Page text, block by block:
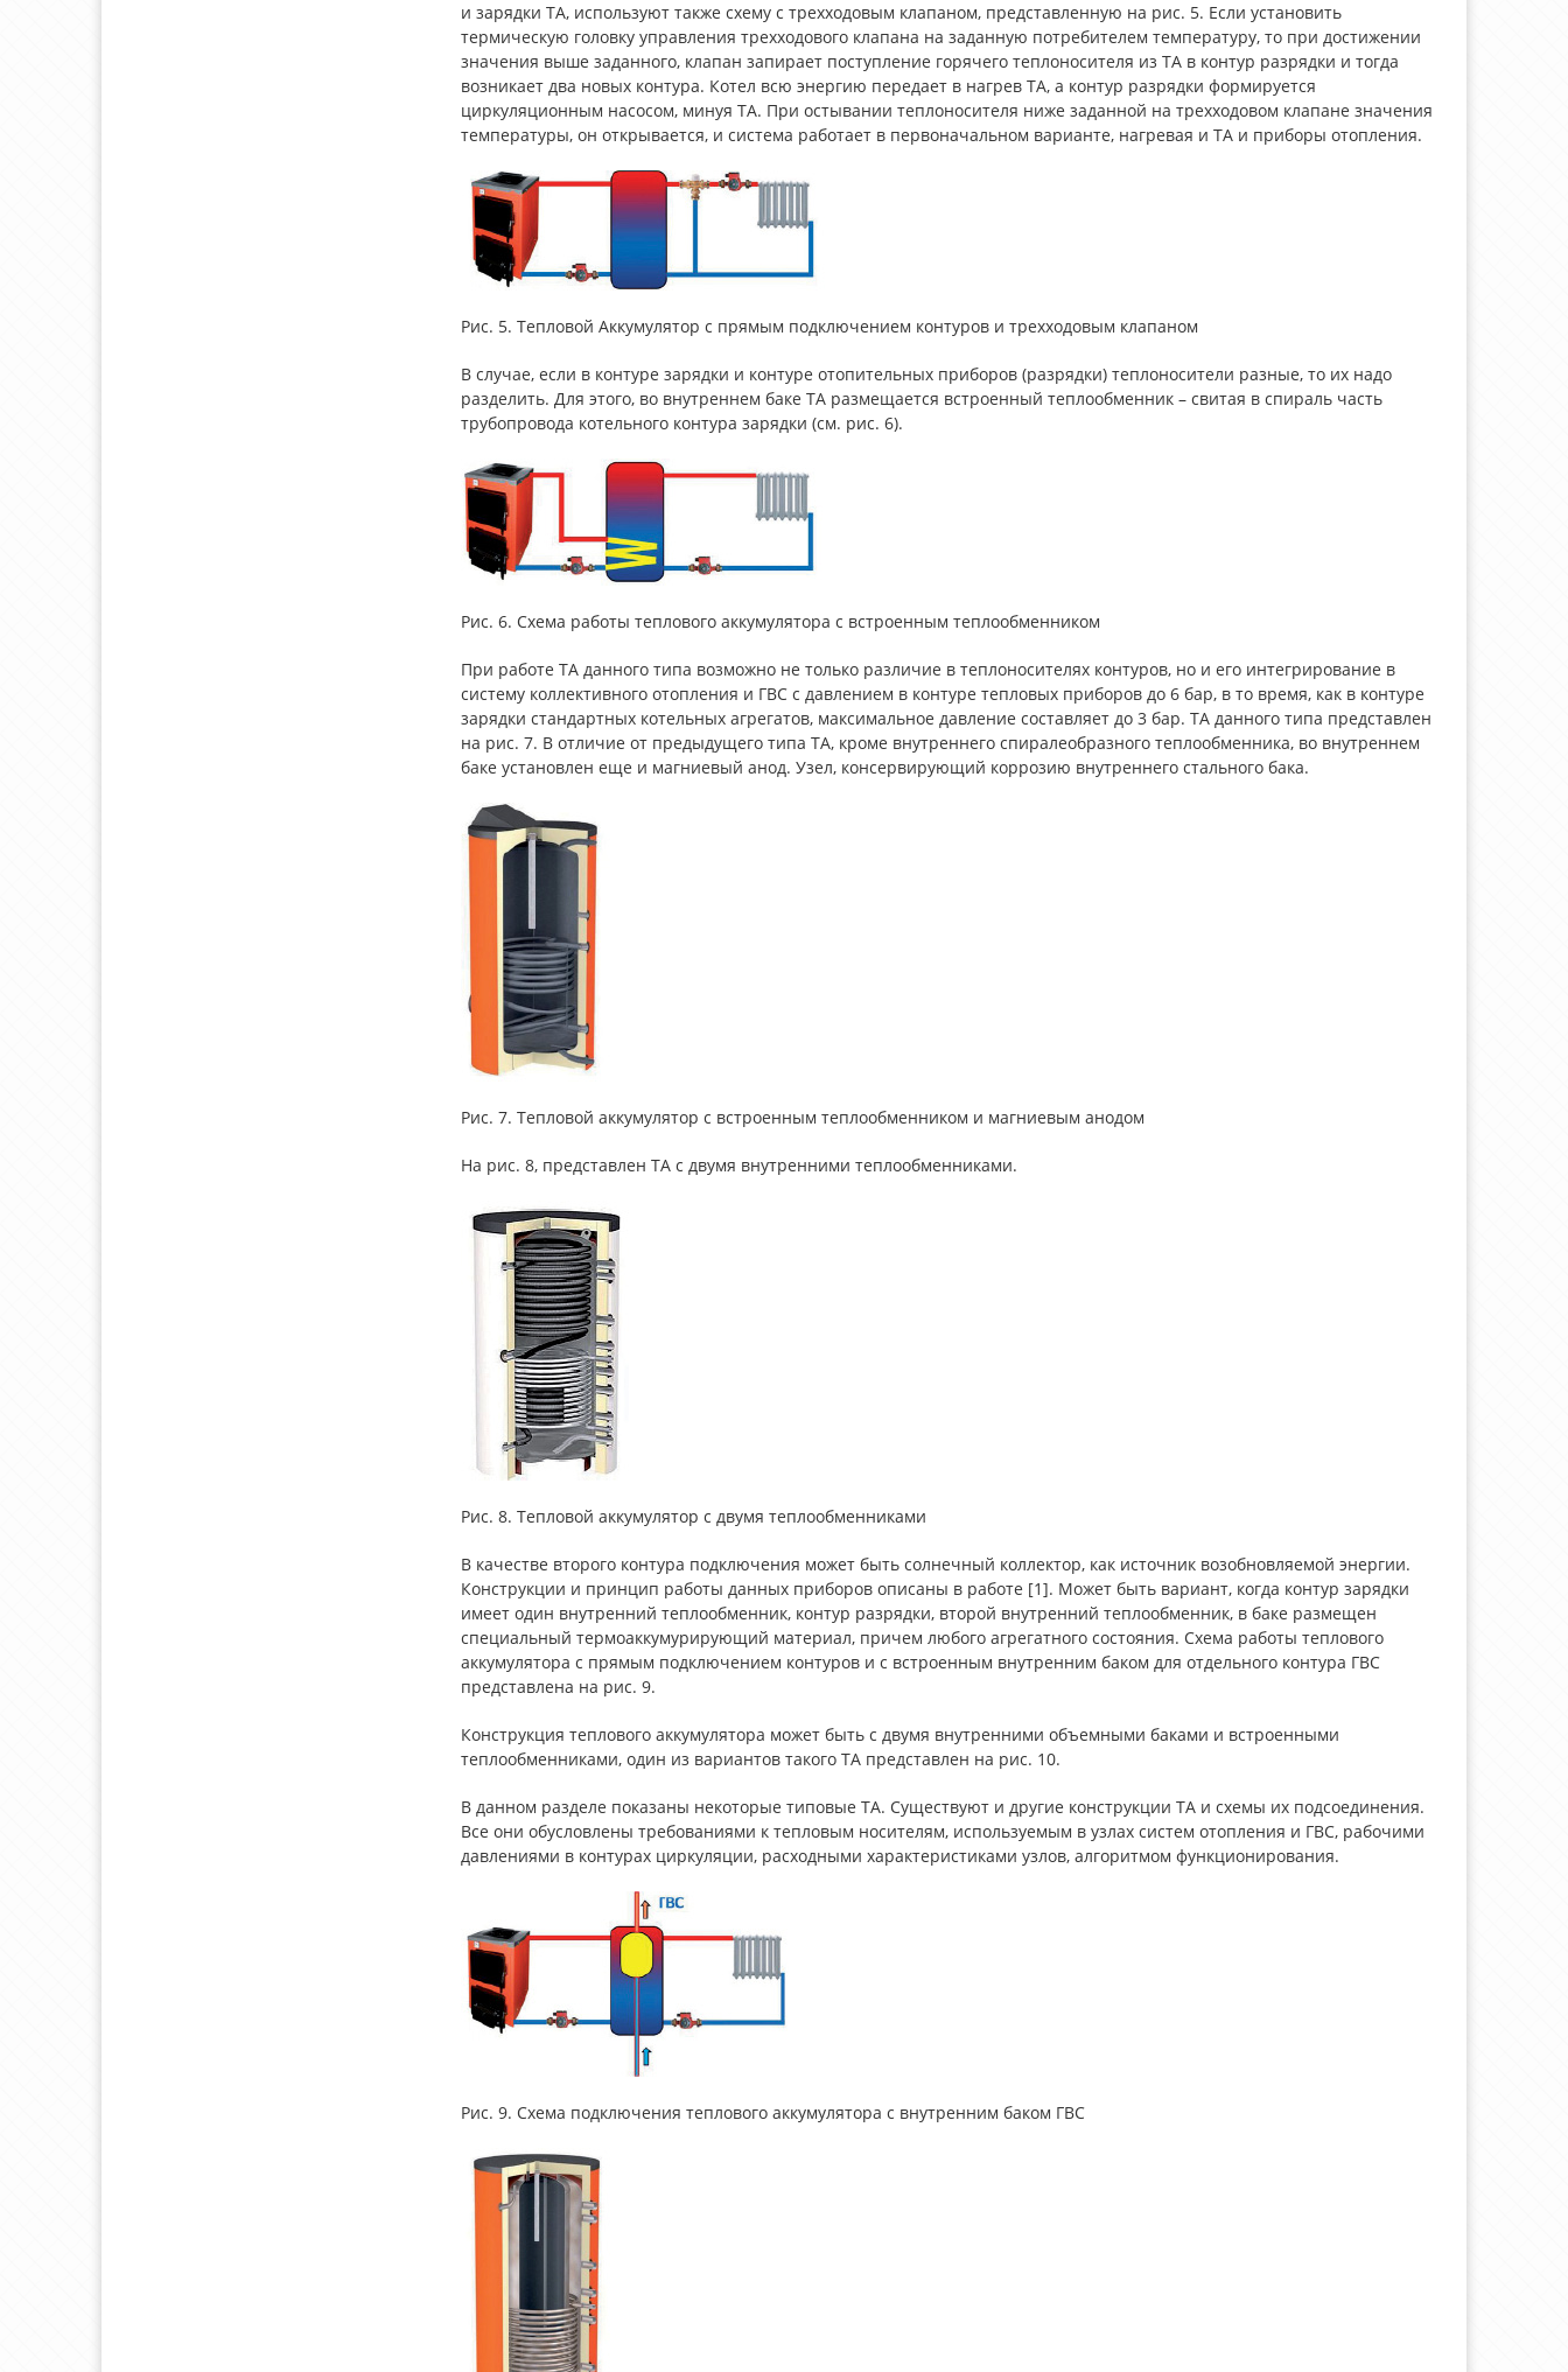
и зарядки ТА, используют также схему с трехходовым клапаном, представленную на рис. 5. Если установить
термическую головку управления трехходового клапана на заданную потребителем температуру, то при достижении
значения выше заданного, клапан запирает поступление горячего теплоносителя из ТА в контур разрядки и тогда
возникает два новых контура. Котел всю энергию передает в нагрев ТА, а контур разрядки формируется
циркуляционным насосом, минуя ТА. При остывании теплоносителя ниже заданной на трехходовом клапане значения
температуры, он открывается, и система работает в первоначальном варианте, нагревая и ТА и приборы отопления.
Рис. 5. Тепловой Аккумулятор с прямым подключением контуров и трехходовым клапаном
В случае, если в контуре зарядки и контуре отопительных приборов (разрядки) теплоносители разные, то их надо
разделить. Для этого, во внутреннем баке ТА размещается встроенный теплообменник – свитая в спираль часть
трубопровода котельного контура зарядки (см. рис. 6).
Рис. 6. Схема работы теплового аккумулятора с встроенным теплообменником
При работе ТА данного типа возможно не только различие в теплоносителях контуров, но и его интегрирование в
систему коллективного отопления и ГВС с давлением в контуре тепловых приборов до 6 бар, в то время, как в контуре
зарядки стандартных котельных агрегатов, максимальное давление составляет до 3 бар. ТА данного типа представлен
на рис. 7. В отличие от предыдущего типа ТА, кроме внутреннего спиралеобразного теплообменника, во внутреннем
баке установлен еще и магниевый анод. Узел, консервирующий коррозию внутреннего стального бака.
Рис. 7. Тепловой аккумулятор с встроенным теплообменником и магниевым анодом
На рис. 8, представлен ТА с двумя внутренними теплообменниками.
Рис. 8. Тепловой аккумулятор с двумя теплообменниками
В качестве второго контура подключения может быть солнечный коллектор, как источник возобновляемой энергии.
Конструкции и принцип работы данных приборов описаны в работе [1]. Может быть вариант, когда контур зарядки
имеет один внутренний теплообменник, контур разрядки, второй внутренний теплообменник, в баке размещен
специальный термоаккумурирующий материал, причем любого агрегатного состояния. Схема работы теплового
аккумулятора с прямым подключением контуров и с встроенным внутренним баком для отдельного контура ГВС
представлена на рис. 9.
Конструкция теплового аккумулятора может быть с двумя внутренними объемными баками и встроенными
теплообменниками, один из вариантов такого ТА представлен на рис. 10.
В данном разделе показаны некоторые типовые ТА. Существуют и другие конструкции ТА и схемы их подсоединения.
Все они обусловлены требованиями к тепловым носителям, используемым в узлах систем отопления и ГВС, рабочими
давлениями в контурах циркуляции, расходными характеристиками узлов, алгоритмом функционирования.
Рис. 9. Схема подключения теплового аккумулятора с внутренним баком ГВС